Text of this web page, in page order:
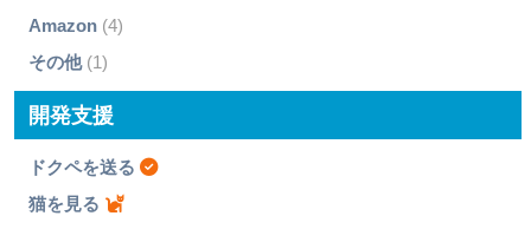
Amazon(4)
その他(1)
開発支援
ドクペを送る
猫を見る